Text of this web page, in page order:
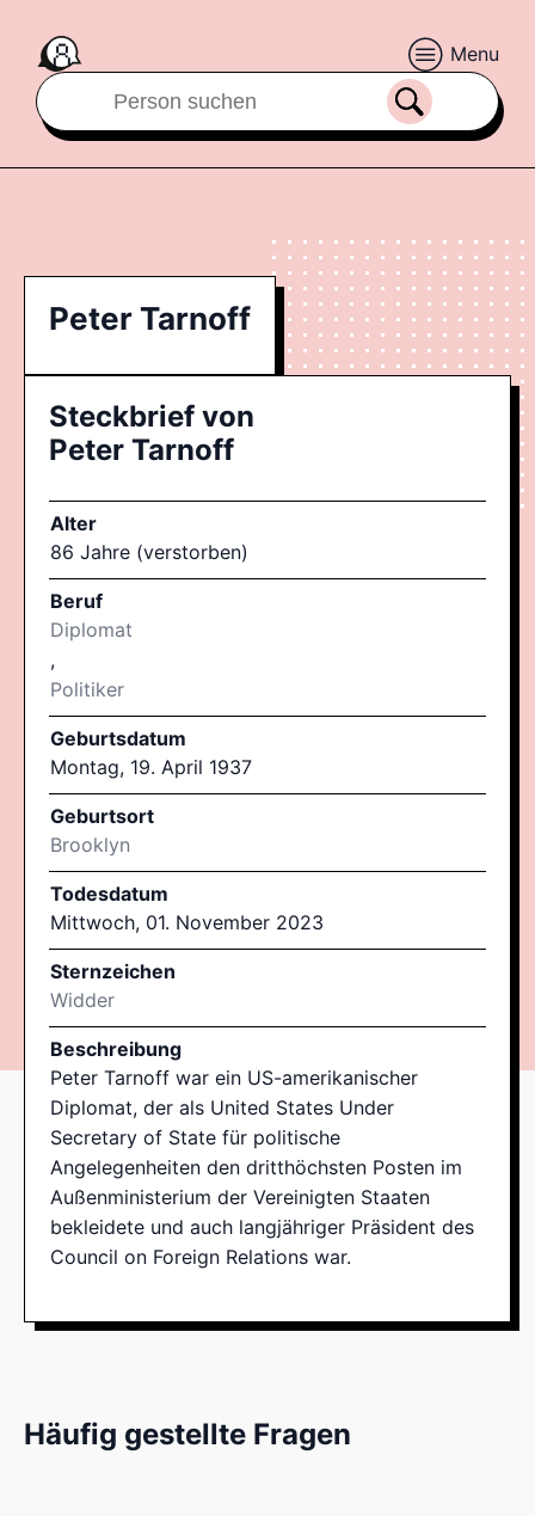
Menu
Peter Tarnoff
Steckbrief von
Peter Tarnoff
Alter
86 Jahre (verstorben)
Beruf
Diplomat
,
Politiker
Geburtsdatum
Montag, 19. April 1937
Geburtsort
Brooklyn
Todesdatum
Mittwoch, 01. November 2023
Sternzeichen
Widder
Beschreibung
Peter Tarnoff war ein US-amerikanischer
Diplomat, der als United States Under
Secretary of State für politische
Angelegenheiten den dritthöchsten Posten im
Außenministerium der Vereinigten Staaten
bekleidete und auch langjähriger Präsident des
Council on Foreign Relations war.
Häufig gestellte Fragen